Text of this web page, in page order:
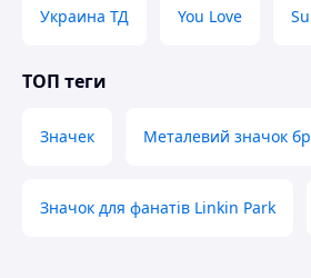
Украина ТД You Love
ТОП теги
Значек Металевий значок
Значок для фанатів Linkin Park